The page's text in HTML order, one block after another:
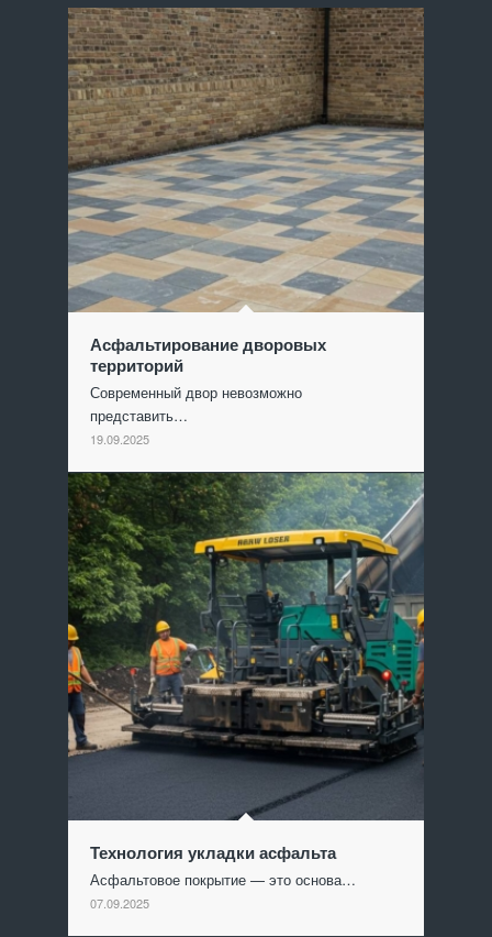
Асфальтирование дворовых
территорий
Современный двор невозможно
представить…
19.09.2025
Технология укладки асфальта
Асфальтовое покрытие — это основа…
07.09.2025